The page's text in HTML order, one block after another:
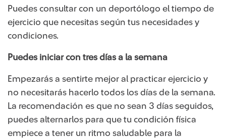
Puedes consultar con un deportólogo el tiempo de
ejercicio que necesitas según tus necesidades y
condiciones.
Puedes iniciar con tres días a la semana
Empezarás a sentirte mejor al practicar ejercicio y
no necesitarás hacerlo todos los días de la semana.
La recomendación es que no sean 3 días seguidos,
puedes alternarlos para que tu condición física
empiece a tener un ritmo saludable para la